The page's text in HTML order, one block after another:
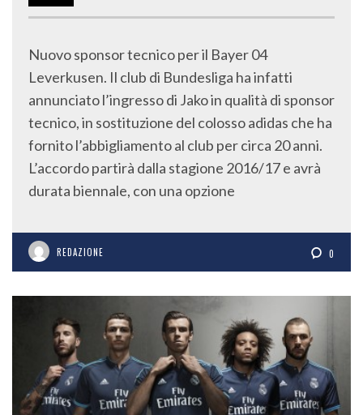
Nuovo sponsor tecnico per il Bayer 04
Leverkusen. Il club di Bundesliga ha infatti
annunciato l’ingresso di Jako in qualità di sponsor
tecnico, in sostituzione del colosso adidas che ha
fornito l’abbigliamento al club per circa 20 anni.
L’accordo partirà dalla stagione 2016/17 e avrà
durata biennale, con una opzione
REDAZIONE 0